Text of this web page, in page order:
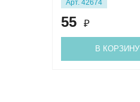
Арт. 42674
55 ₽
В КОРЗИНУ